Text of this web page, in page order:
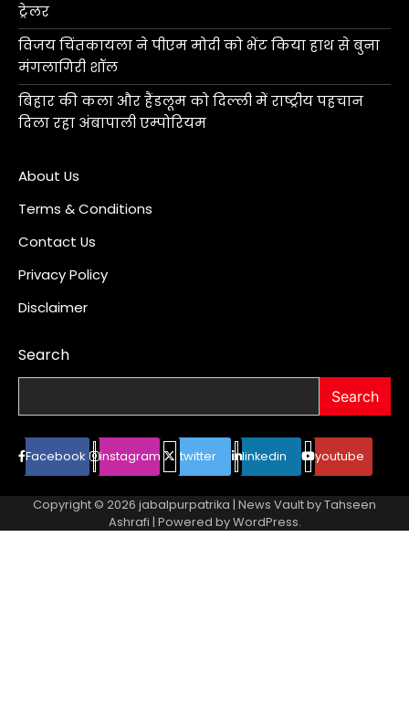
ट्रेलर
विजय चिंतकायला ने पीएम मोदी को भेंट किया हाथ से बुना
मंगलागिरी शॉल
बिहार की कला और हैंडलूम को दिल्ली में राष्ट्रीय पहचान
दिला रहा अंबापाली एम्पोरियम
About Us
Terms & Conditions
Contact Us
Privacy Policy
Disclaimer
Search
Search
Facebook instagram twitter linkedin youtube
Copyright © 2026 jabalpurpatrika | News Vault byTahseen
Ashrafi | Powered byWordPress.